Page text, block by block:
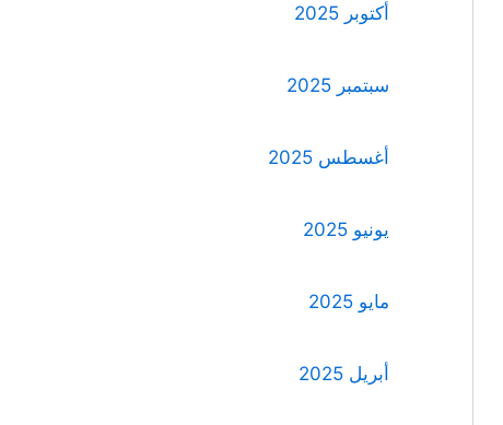
أكتوبر 2025
سبتمبر 2025
أغسطس 2025
يونيو 2025
مايو 2025
أبريل 2025